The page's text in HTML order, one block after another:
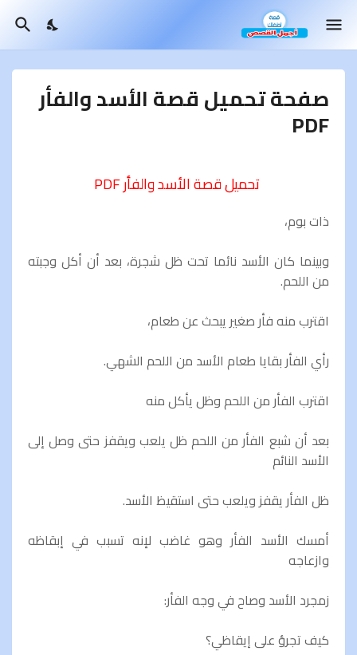
صفحة تحميل قصة الأسد والفأر
PDF
تحميل قصة الأسد والفأر PDF
ذات بوم،
وبينما كان الأسد نائما تحت ظل شجرة، بعد أن أكل وجبته
من اللحم.
اقترب منه فأر صغير يبحث عن طعام،
رأي الفأر بقايا طعام الأسد من اللحم الشهي.
اقترب الفأر من اللحم وظل يأكل منه
بعد أن شبع الفأر من اللحم ظل يلعب ويقفز حتى وصل إلى
الأسد النائم
ظل الفأر يقفز ويلعب حتى استقيظ الأسد.
أمسك الأسد الفأر وهو غاضب لإنه تسبب في إبقاظه
وازعاجه
زمجرد الأسد وصاح في وجه الفأر:
كيف تجرؤ على إيقاظي؟